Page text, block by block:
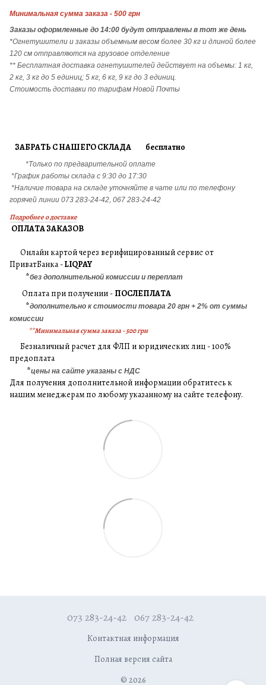
Минимальная сумма заказа - 500 грн
Заказы оформленные до 14:00 будут отправлены в тот же день
*Огнетушители и заказы объемным весом более 30 кг и длиной более
120 см отправляются на грузовое отделение
** Бесплатная доставка огнетушителей действует на объемы: 1 кг,
2 кг, 3 кг до 5 единиц; 5 кг, 6 кг, 9 кг до 3 единиц.
Стоимость доставки по тарифам Новой Почты
ЗАБРАТЬ С НАШЕГО СКЛАДА бесплатно
*Только по предварительной оплате
*График работы склада с 9:30 до 17:30
*Наличие товара на складе уточняйте в чате или по телефону
горячей линии 073 283-24-42, 067 283-24-42
Подробнее о доставке
ОПЛАТА ЗАКАЗОВ
Онлайн картой через верифицированный сервис от
ПриватБанка -LIQPAY
*без дополнительной комиссии и переплат
Оплата при получении - ПОСЛЕПЛАТА
*дополнительно к стоимости товара 20 грн + 2% от суммы
комиссии
**Минимальная сумма заказа - 500 грн
Безналичный расчет для ФЛП и юридических лиц - 100%
предоплата
*цены на сайте указаны с НДС
Для получения дополнительной информации обратитесь к
нашим менеджерам по любому указанному на сайте телефону.
073 283-24-42 067 283-24-42
Контактная информация
Полная версия сайта
© 2026